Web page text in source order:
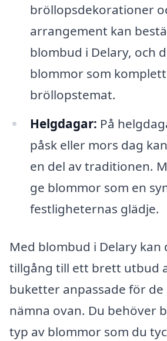
bröllopsdekorationer
arrangement kan
blombud i Delary, och
blommor som
bröllopstemat.
Helgdagar: På
påsk eller mors dag
en del av traditionen.
ge blommor som en
festligheternas glädje.
Med blombud i Delary kan
tillgång till ett brett utbud
buketter anpassade för
nämna ovan. Du behöver
typ av blommor som du